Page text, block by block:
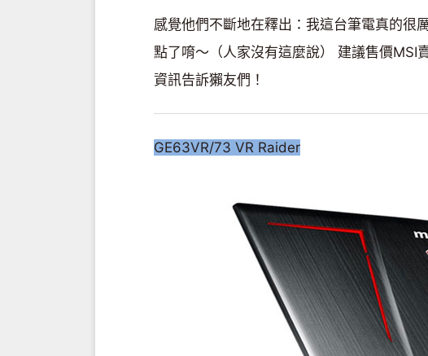
感覺他們不斷地在釋出：我這台筆電真的很
點了唷～（人家沒有這麼說） 建議售價MSI
資訊告訴獺友們！
GE63VR/73 VR Raider